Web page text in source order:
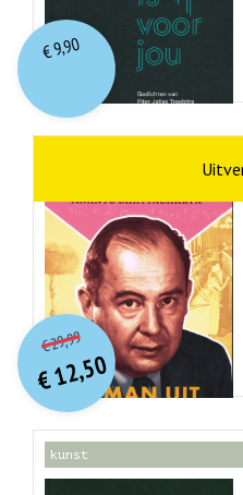
€9,90
€29,99O
orspr
onkelijke
prijs
was:
€ 29,99.
€12,50
Huidige
prijs
is:€ 12,50.
kunst